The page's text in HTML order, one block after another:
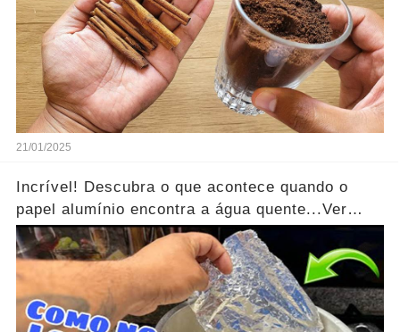
21/01/2025
Incrível! Descubra o que acontece quando o
papel alumínio encontra a água quente...Ver
mais